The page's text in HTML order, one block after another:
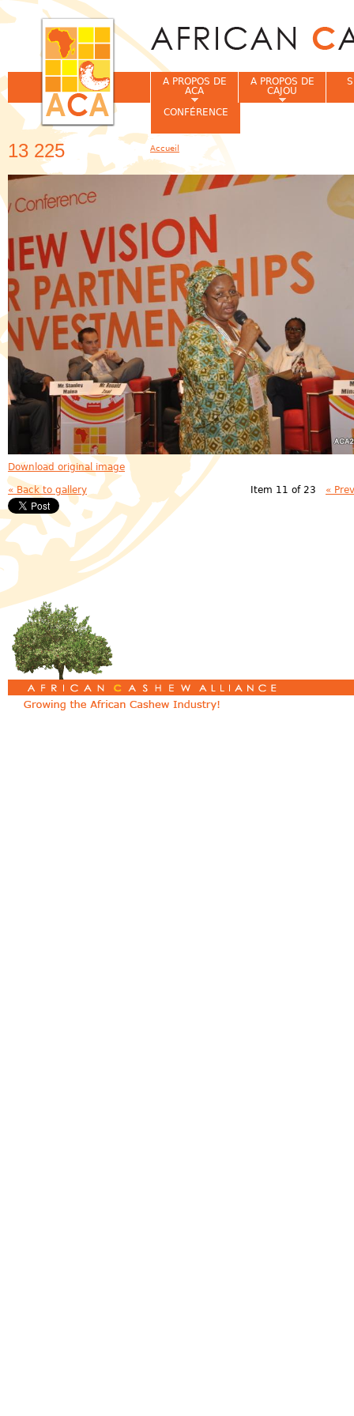
13 225
Download original image
« Back to gallery Item 11 of 23 «
A PROPOS DE
ACA
A PROPOS DE
CAJOU
CONFÉRENCE
Vous êtes ici
Accueil